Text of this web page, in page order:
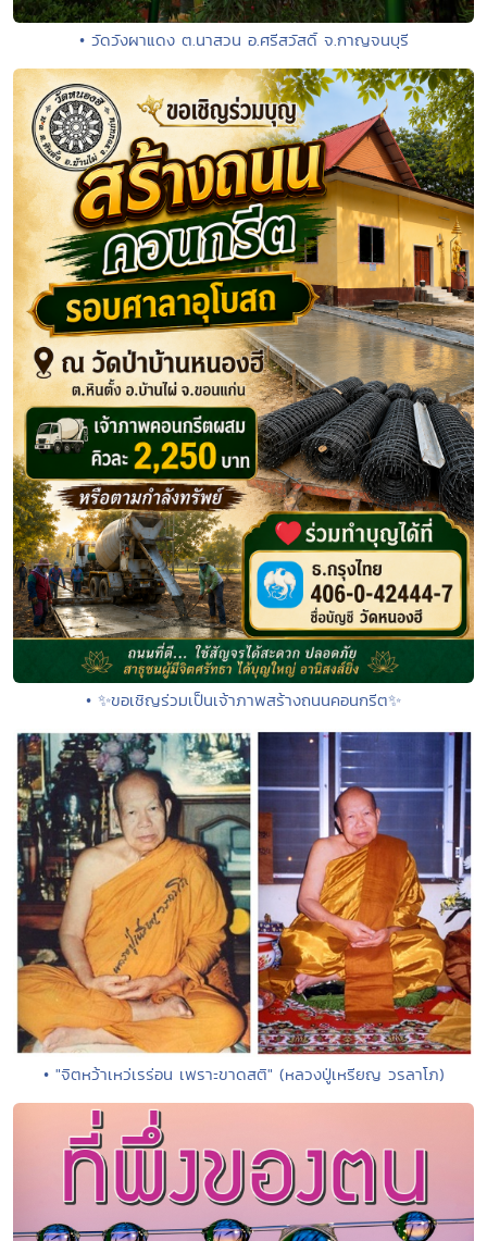
• วัดวังผาแดง ต.นาสวน อ.ศรีสวัสดิ์ จ.กาญจนบุรี
• ✨ขอเชิญร่วมเป็นเจ้าภาพสร้างถนนคอนกรีต✨
• "จิตหว้าเหว่เรร่อน เพราะขาดสติ" (หลวงปู่เหรียญ วรลาโภ)